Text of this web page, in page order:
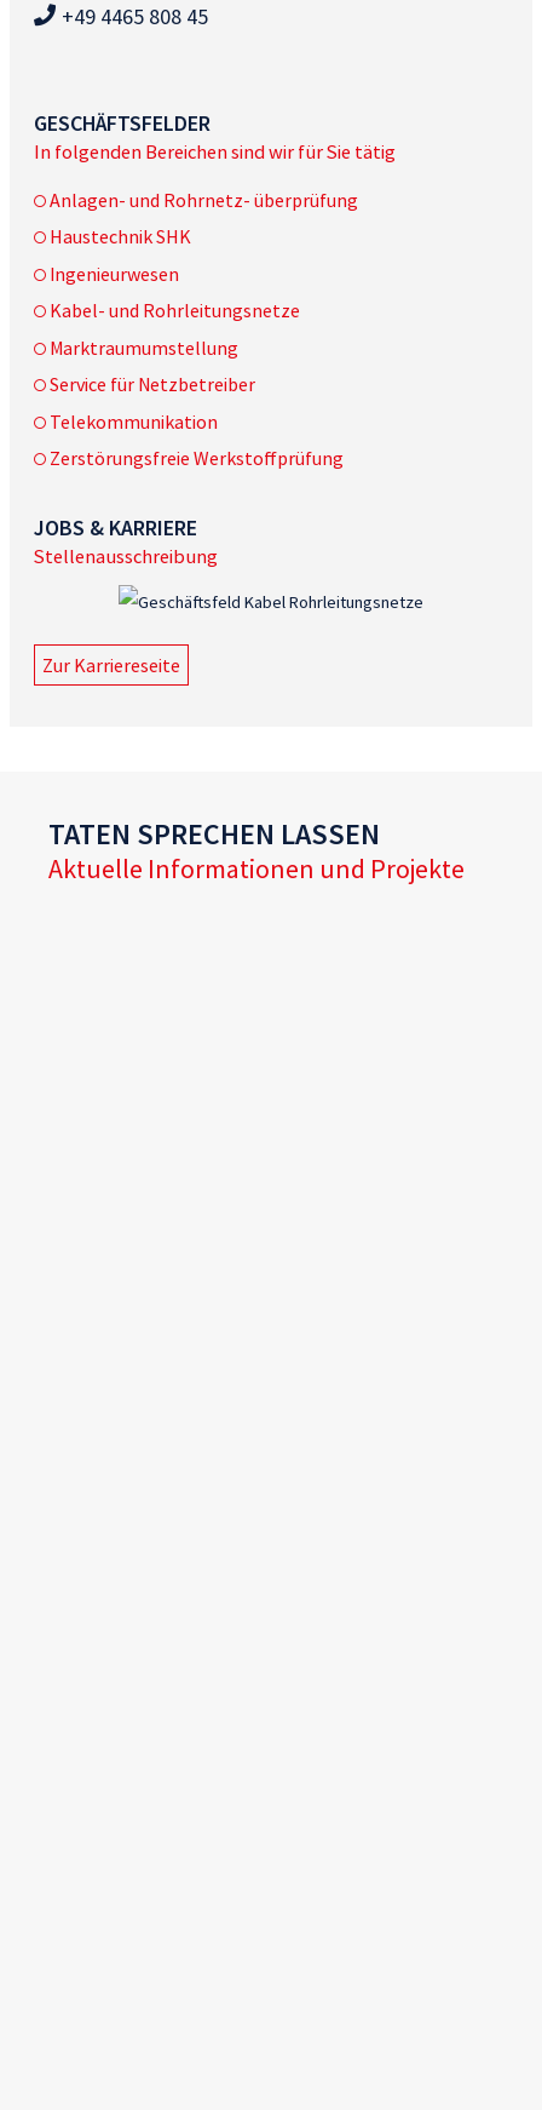
+49 4465 808 45
GESCHÄFTSFELDER
In folgenden Bereichen sind wir für Sie tätig
Anlagen- und Rohrnetz- überprüfung
Haustechnik SHK
Ingenieurwesen
Kabel- und Rohrleitungsnetze
Marktraumumstellung
Service für Netzbetreiber
Telekommunikation
Zerstörungsfreie Werkstoffprüfung
JOBS & KARRIERE
Stellenausschreibung
Zur Karriereseite
TATEN SPRECHEN LASSEN
Aktuelle Informationen und Projekte